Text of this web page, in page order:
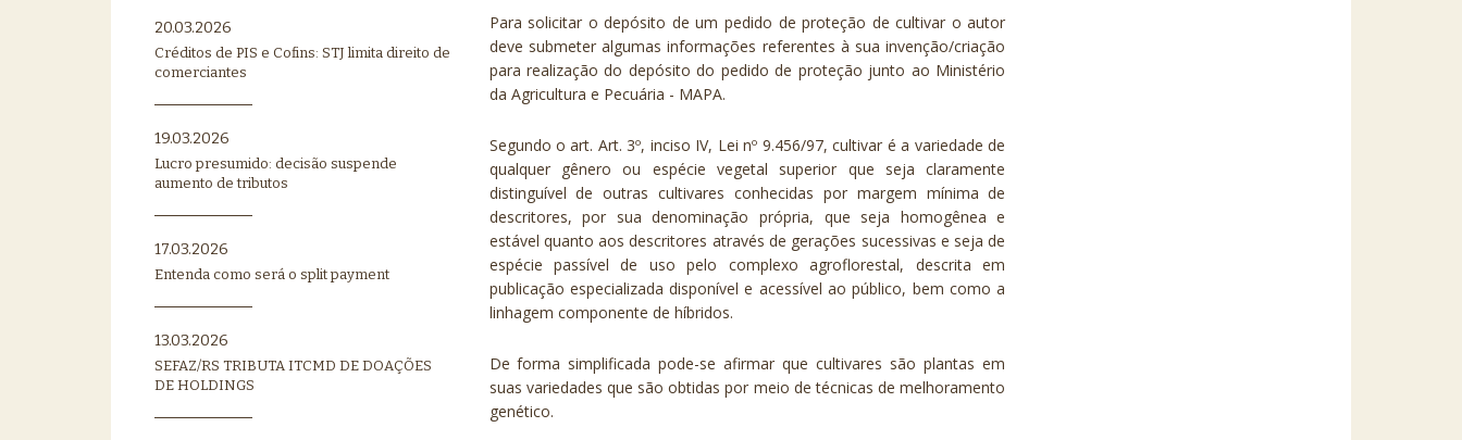
20.03.2026
Créditos de PIS e Cofins: STJ limita direito de
comerciantes
19.03.2026
Lucro presumido: decisão suspende
aumento de tributos
17.03.2026
Entenda como será o split payment
13.03.2026
SEFAZ/RS TRIBUTA ITCMD DE DOAÇÕES
DE HOLDINGS
Para solicitar o depósito de um pedido de proteção de cultivar o autor
deve submeter algumas informações referentes à sua invenção/criação
para realização do depósito do pedido de proteção junto ao Ministério
da Agricultura e Pecuária - MAPA.
Segundo o art. Art. 3º, inciso IV, Lei nº 9.456/97, cultivar é a variedade de
qualquer gênero ou espécie vegetal superior que seja claramente
distinguível de outras cultivares conhecidas por margem mínima de
descritores, por sua denominação própria, que seja homogênea e
estável quanto aos descritores através de gerações sucessivas e seja de
espécie passível de uso pelo complexo agroflorestal, descrita em
publicação especializada disponível e acessível ao público, bem como a
linhagem componente de híbridos.
De forma simplificada pode-se afirmar que cultivares são plantas em
suas variedades que são obtidas por meio de técnicas de melhoramento
genético.